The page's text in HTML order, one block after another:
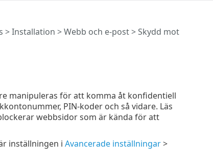
>Installation >Webb och e-post> Skydd mot
manipuleras för att komma åt konfidentiell
PIN-koder och så vidare. Läs
webbsidor som är kända för att
inställningen i Avancerade inställningar>